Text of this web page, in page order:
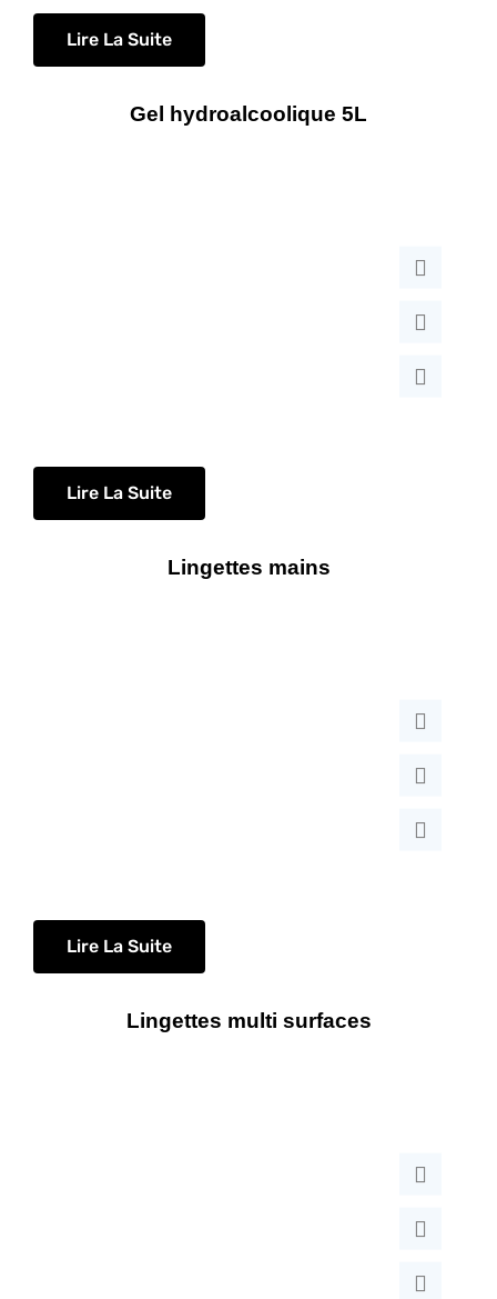
Lire La Suite
Gel hydroalcoolique 5L
Lire La Suite
Lingettes mains
Lire La Suite
Lingettes multi surfaces